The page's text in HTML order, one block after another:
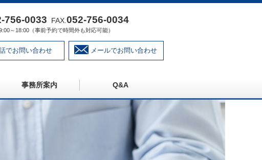
FAX. 052‐756‐0034
～18:00（事前予約で時間外も対応可能）
でお問い合わせ メールでお問い合わせ
事務所案内 Q&A